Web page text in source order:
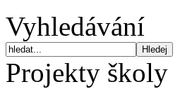
Vyhledávání
Projekty školy